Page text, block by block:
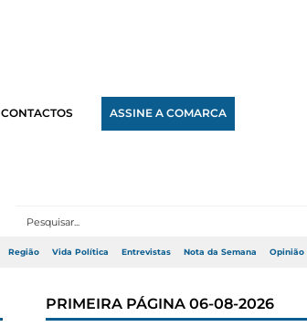
CONTACTOS ASSINE A COMARCA
Região Vida Política Entrevistas Nota da Semana Opinião
PRIMEIRA PÁGINA 06-08-2026